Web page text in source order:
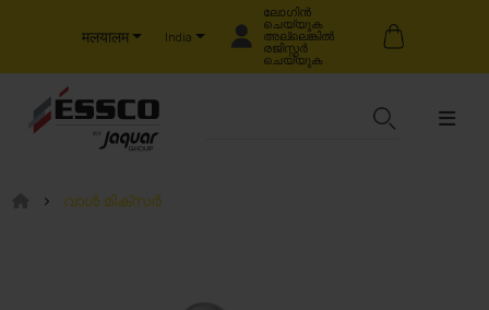
मलयालम India
ലോഗിൻ
ചെയ്യുക
അല്ലെങ്കിൽ
രജിസ്റ്റർ
ചെയ്യുക
വാൾ മിക്സർ